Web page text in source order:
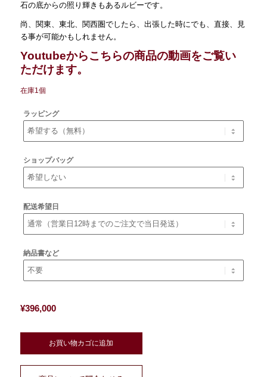
石の底からの照り輝きもあるルビーです。
尚、関東、東北、関西圏でしたら、出張した時にでも、直接、
見
る事が可能かもしれません。
Youtubeからこちらの商品の動画をご覧い
ただけます。
在庫1個
ラッピング
ショップバッグ
配送希望日
納品書など
¥396,000
お買い物カゴに追加